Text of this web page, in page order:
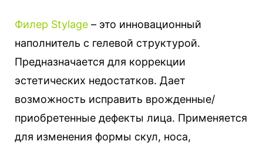
Филер Stylage – это инновационный
наполнитель с гелевой структурой.
Предназначается для коррекции
эстетических недостатков. Дает
возможность исправить врожденные/
приобретенные дефекты лица. Применяется
для изменения формы скул, носа,